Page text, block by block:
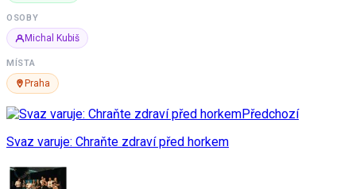
OSOBY
Michal Kubiš
MÍSTA
Praha
Předchozí
Svaz varuje: Chraňte zdraví před horkem